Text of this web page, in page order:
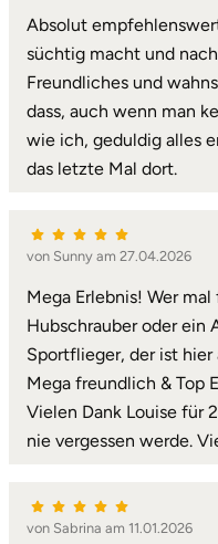
Absolut
süchtig macht und
Freundliches und
dass, auch wenn man
wie ich, geduldig alles
das letzte Mal dort.
von Sunny am 27.04.2026
Mega Erlebnis! Wer
Hubschrauber oder ein
Sportflieger, der ist
Mega freundlich & Top
Vielen Dank Louise für
nie vergessen werde.
von Sabrina am 11.01.2026
Kerken
Kiel
Koblenz
Kulmbach
Köln
Landkreis Rostock
Landshut